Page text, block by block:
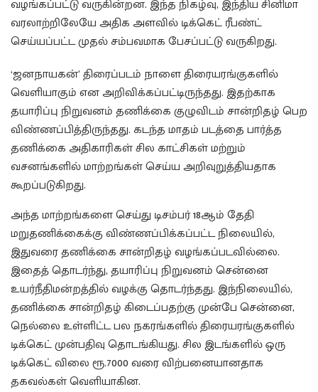
வழங்கப்பட்டு வருகின்றன. இந்த நிகழ்வு, இந்திய சினிமா
வரலாற்றிலேயே அதிக அளவில் டிக்கெட் ரீபண்ட்
செய்யப்பட்ட முதல் சம்பவமாக பேசப்பட்டு வருகிறது.
‘ஜனநாயகன்’ திரைப்படம் நாளை திரையரங்குகளில்
வெளியாகும் என அறிவிக்கப்பட்டிருந்தது. இதற்காக
தயாரிப்பு நிறுவனம் தணிக்கை குழுவிடம் சான்றிதழ் பெற
விண்ணப்பித்திருந்தது. கடந்த மாதம் படத்தை பார்த்த
தணிக்கை அதிகாரிகள் சில காட்சிகள் மற்றும்
வசனங்களில் மாற்றங்கள் செய்ய அறிவுறுத்தியதாக
கூறப்படுகிறது.
அந்த மாற்றங்களை செய்து டிசம்பர் 18ஆம் தேதி
மறுதணிக்கைக்கு விண்ணப்பிக்கப்பட்ட நிலையில்,
இதுவரை தணிக்கை சான்றிதழ் வழங்கப்படவில்லை.
இதைத் தொடர்ந்து, தயாரிப்பு நிறுவனம் சென்னை
உயர்நீதிமன்றத்தில் வழக்கு தொடர்ந்தது. இந்நிலையில்,
தணிக்கை சான்றிதழ் கிடைப்பதற்கு முன்பே சென்னை,
நெல்லை உள்ளிட்ட பல நகரங்களில் திரையரங்குகளில்
டிக்கெட் முன்பதிவு தொடங்கியது. சில இடங்களில் ஒரு
டிக்கெட் விலை ரூ.7000 வரை விற்பனையானதாக
தகவல்கள் வெளியாகின.